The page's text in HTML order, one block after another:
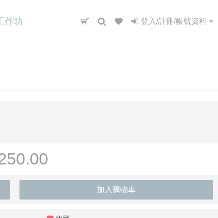
登入/註冊/帳號資料
作坊
加入購物車